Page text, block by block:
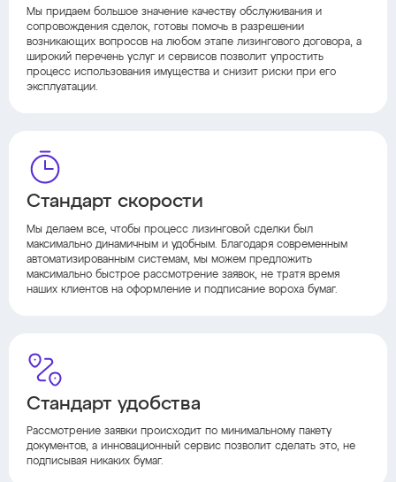
Мы придаем большое значение качеству обслуживания и
сопровождения сделок, готовы помочь в разрешении
возникающих вопросов на любом этапе лизингового договора, а
широкий перечень услуг и сервисов позволит упростить
процесс использования имущества и снизит риски при его
эксплуатации.
Стандарт скорости
Мы делаем все, чтобы процесс лизинговой сделки был
максимально динамичным и удобным. Благодаря современным
автоматизированным системам, мы можем предложить
максимально быстрое рассмотрение заявок, не тратя время
наших клиентов на оформление и подписание вороха бумаг.
Стандарт удобства
Рассмотрение заявки происходит по минимальному пакету
документов, а инновационный сервис позволит сделать это, не
подписывая никаких бумаг.